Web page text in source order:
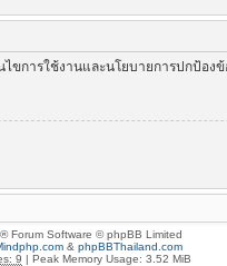
ขการใช้งานและนโยบายการปกป้อ
® Forum Software © phpBB Limited
& phpBBThailand.com
9 | Peak Memory Usage: 3.52 MiB